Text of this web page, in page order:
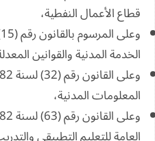
قطاع الأعمال النفطية،
الخدمة المدنية والقوانين
المعلومات المدنية،